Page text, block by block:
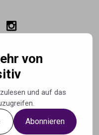
von
und auf das
Abonnieren